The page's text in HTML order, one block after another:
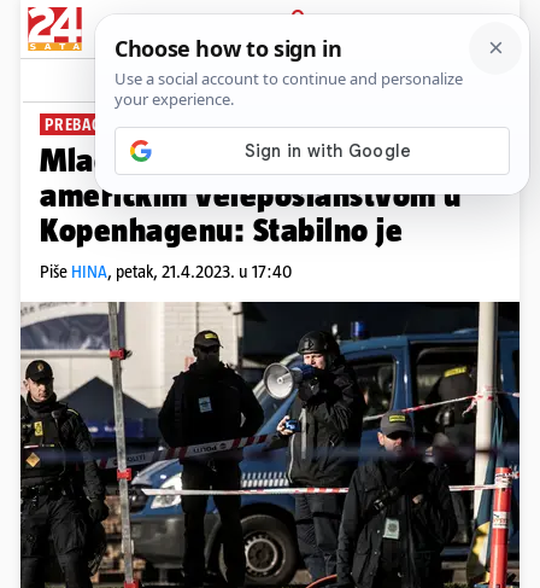
PRIJAVA
News Komentari
PREBACILI GA U BOLNICU
Mladić (18) se zapalio pred
američkim veleposlanstvom u
Kopenhagenu: Stabilno je
Piše HINA, petak, 21.4.2023. u 17:40